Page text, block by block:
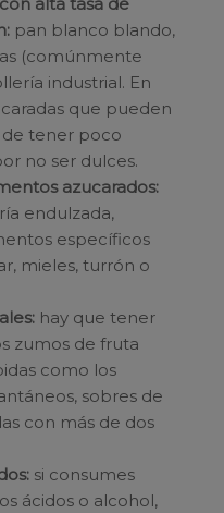
pan blanco blando,
(comúnmente
industrial. En
que pueden
de tener poco
no ser dulces.
azucarados:
endulzada,
específicos
mieles, turrón o
hay que tener
zumos de fruta
como los
sobres de
con más de dos
si consumes
ácidos o alcohol,